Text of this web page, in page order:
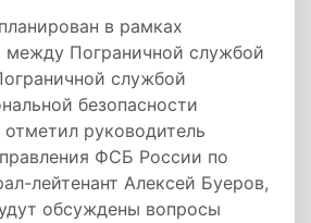
в рамках
между Пограничной службой
службой
безопасности
отметил руководитель
ФСБ России по
лейтенант Алексей Буеров,
обсуждены вопросы